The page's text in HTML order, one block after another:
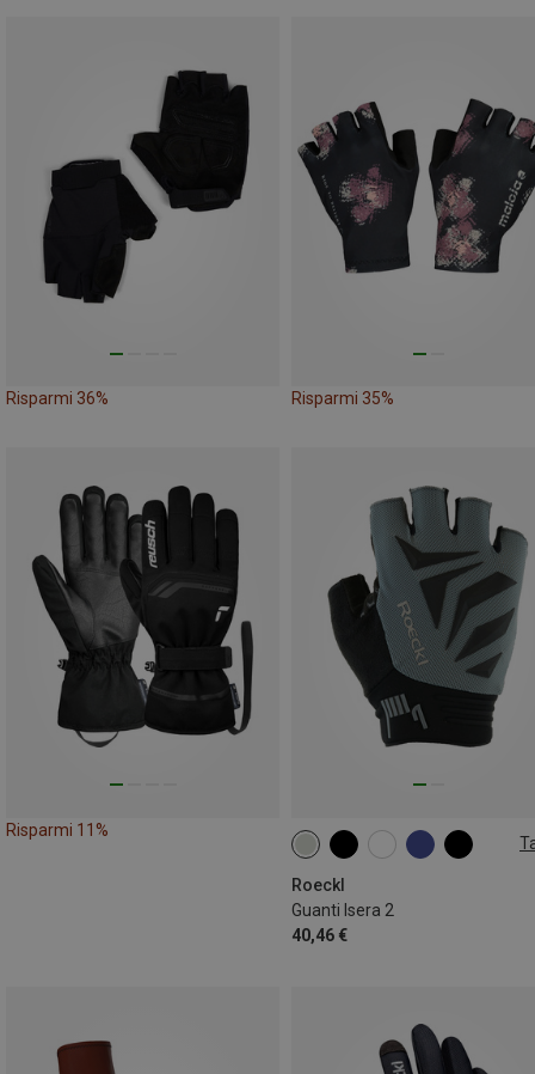
Risparmi 36% Risparmi 35%
Risparmi 11%
Roeckl
Guanti Isera 2
40,46 €